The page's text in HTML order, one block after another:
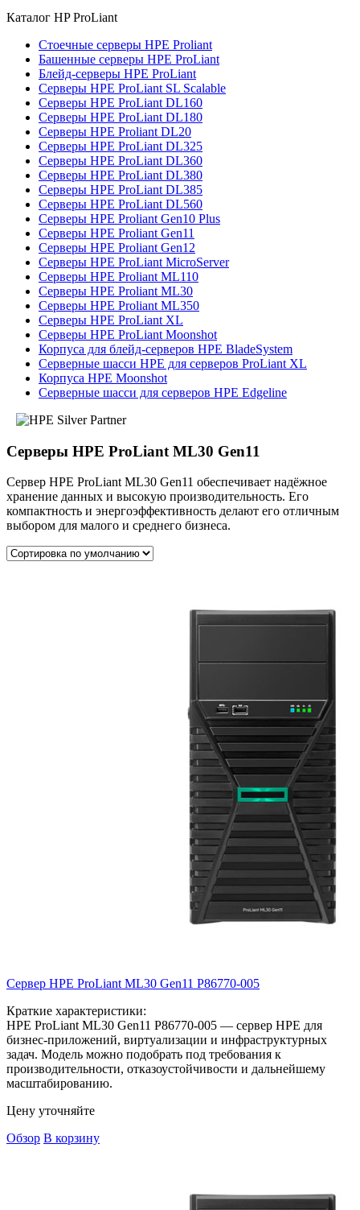
Каталог HP ProLiant
Стоечные серверы HPE Proliant
Башенные серверы HPE ProLiant
Блейд-серверы HPE ProLiant
Серверы HPE ProLiant SL Scalable
Серверы HPE ProLiant DL160
Серверы HPE ProLiant DL180
Серверы HPE Proliant DL20
Серверы HPE ProLiant DL325
Серверы HPE ProLiant DL360
Серверы HPE ProLiant DL380
Серверы HPE ProLiant DL385
Серверы HPE ProLiant DL560
Серверы HPE Proliant Gen10 Plus
Серверы HPE Proliant Gen11
Серверы HPE Proliant Gen12
Серверы HPE ProLiant MicroServer
Серверы HPE Proliant ML110
Серверы HPE Proliant ML30
Серверы HPE Proliant ML350
Серверы HPE ProLiant XL
Серверы HPE ProLiant Moonshot
Корпуса для блейд-серверов HPE BladeSystem
Серверные шасси HPE для серверов ProLiant XL
Корпуса HPE Moonshot
Серверные шасси для серверов HPE Edgeline
Серверы HPE ProLiant ML30 Gen11
Сервер HPE ProLiant ML30 Gen11 обеспечивает надёжное
хранение данных и высокую производительность. Его
компактность и энергоэффективность делают его отличным
выбором для малого и среднего бизнеса.
Сервер HPE ProLiant ML30 Gen11 P86770-005
Краткие характеристики:
HPE ProLiant ML30 Gen11 P86770-005 — сервер HPE для
бизнес-приложений, виртуализации и инфраструктурных
задач. Модель можно подобрать под требования к
производительности, отказоустойчивости и дальнейшему
масштабированию.
Цену уточняйте
Обзор В корзину